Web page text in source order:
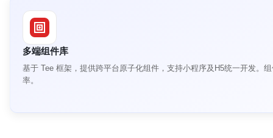
多端组件库
基于 Tee 框架，提供跨平台原子化组件，支持小程序及H5统一开发。
率。